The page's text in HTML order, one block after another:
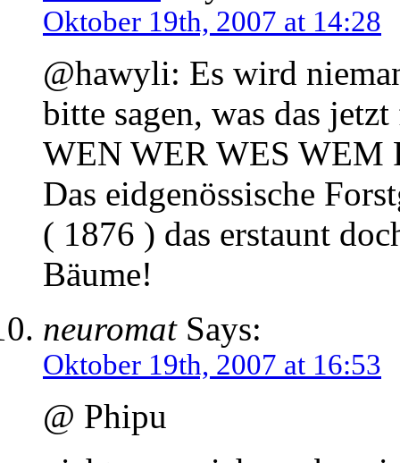
Oktober 19th, 2007 at 14:28
@hawyli: Es wird
bitte sagen, was das
WEN WER WES WEM
Das eidgenössische
( 1876 ) das erstaunt
Bäume!
neuromatSays:
Oktober 19th, 2007 at 16:53
@ Phipu